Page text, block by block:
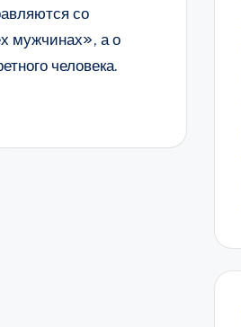
со
мужчинах», а о
человека.